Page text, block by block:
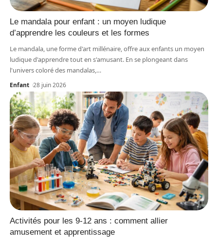
Le mandala pour enfant : un moyen ludique
d’apprendre les couleurs et les formes
Le mandala, une forme d'art millénaire, offre aux enfants un moyen
ludique d'apprendre tout en s'amusant. En se plongeant dans
l'univers coloré des mandalas, …
Enfant 28 juin 2026
Activités pour les 9-12 ans : comment allier
amusement et apprentissage